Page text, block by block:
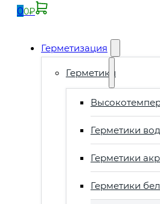
00₽
Герметизация
Герметики
Герметики
Герметики
Герметики